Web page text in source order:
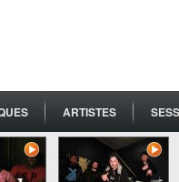
ARTISTES